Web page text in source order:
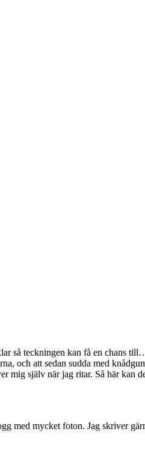
så teckningen kan få en chans
och att sedan sudda med
mig själv när jag ritar. Så här kan
mycket foton. Jag skriver